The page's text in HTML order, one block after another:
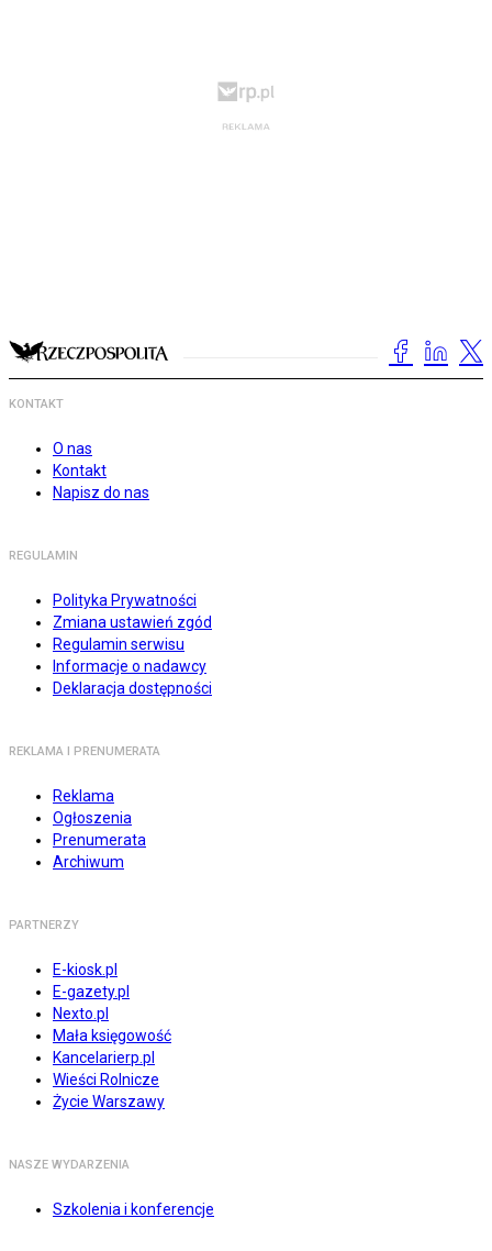
KONTAKT
O nas
Kontakt
Napisz do nas
REGULAMIN
Polityka Prywatności
Zmiana ustawień zgód
Regulamin serwisu
Informacje o nadawcy
Deklaracja dostępności
REKLAMA I PRENUMERATA
Reklama
Ogłoszenia
Prenumerata
Archiwum
PARTNERZY
E-kiosk.pl
E-gazety.pl
Nexto.pl
Mała księgowość
Kancelarierp.pl
Wieści Rolnicze
Życie Warszawy
NASZE WYDARZENIA
Szkolenia i konferencje